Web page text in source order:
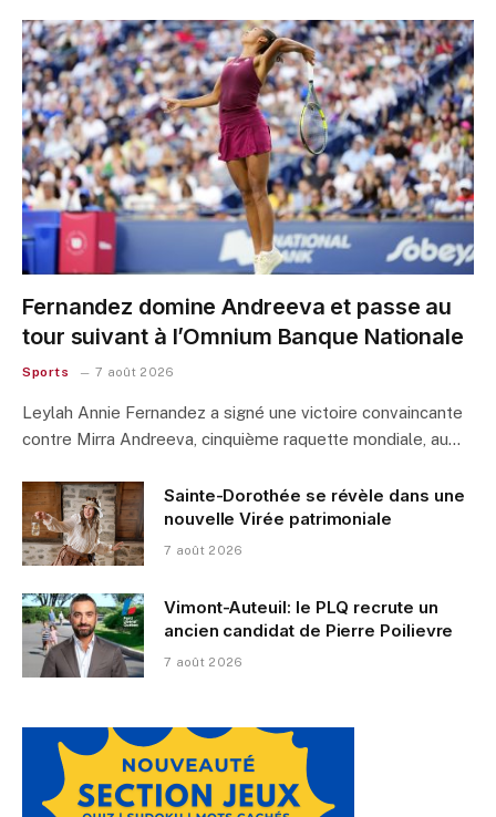
Fernandez domine Andreeva et passe au
tour suivant à l’Omnium Banque Nationale
Sports 7 août 2026
Leylah Annie Fernandez a signé une victoire convaincante
contre Mirra Andreeva, cinquième raquette mondiale, au…
Sainte-Dorothée se révèle dans une
nouvelle Virée patrimoniale
7 août 2026
Vimont-Auteuil: le PLQ recrute un
ancien candidat de Pierre Poilievre
7 août 2026